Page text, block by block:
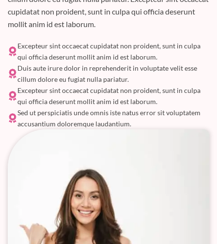
cupidatat non proident, sunt in culpa qui officia deserunt
mollit anim id est laborum.
Excepteur sint occaecat cupidatat non proident, sunt in culpa
qui officia deserunt mollit anim id est laborum.
Duis aute irure dolor in reprehenderit in voluptate velit esse
cillum dolore eu fugiat nulla pariatur.
Excepteur sint occaecat cupidatat non proident, sunt in culpa
qui officia deserunt mollit anim id est laborum.
Sed ut perspiciatis unde omnis iste natus error sit voluptatem
accusantium doloremque laudantium.